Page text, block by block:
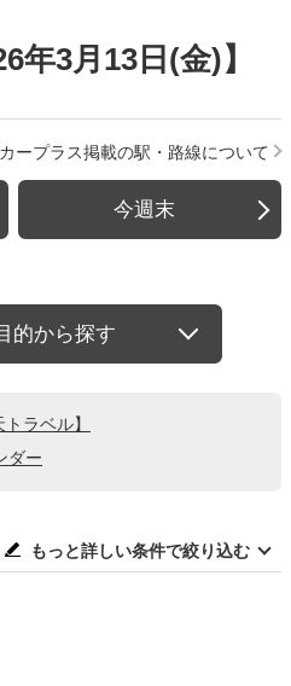
3月13日(金)】
ープラス掲載の駅・路線について
今週末
的から探す
ラベル】
ダー
もっと詳しい条件で絞り込む